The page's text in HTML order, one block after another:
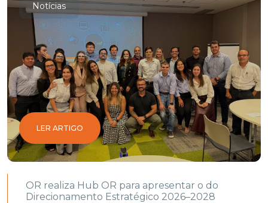
Notícias
LER ARTIGO
OR realiza Hub OR para apresentar o do
Direcionamento Estratégico 2026–2028